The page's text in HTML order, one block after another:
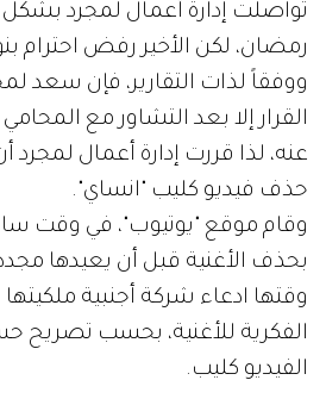
تواصلت إدارة أعمال لمجرد بشكل
رمضان، لكن الأخير رفض احترام
ووفقاً لذات التقارير، فإن سعد
القرار إلا بعد التشاور مع
عنه، لذا قررت إدارة أعمال
حذف فيديو كليب "انساي".
بحذف الأغنية قبل أن يعيدها
وقتها ادعاء شركة أجنبية
الفكرية للأغنية، بحسب تصريح
الفيديو كليب.